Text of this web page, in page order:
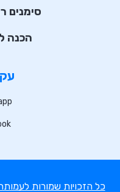
סימנים
הכנה
© כל הזכויות שמורות לעמותת